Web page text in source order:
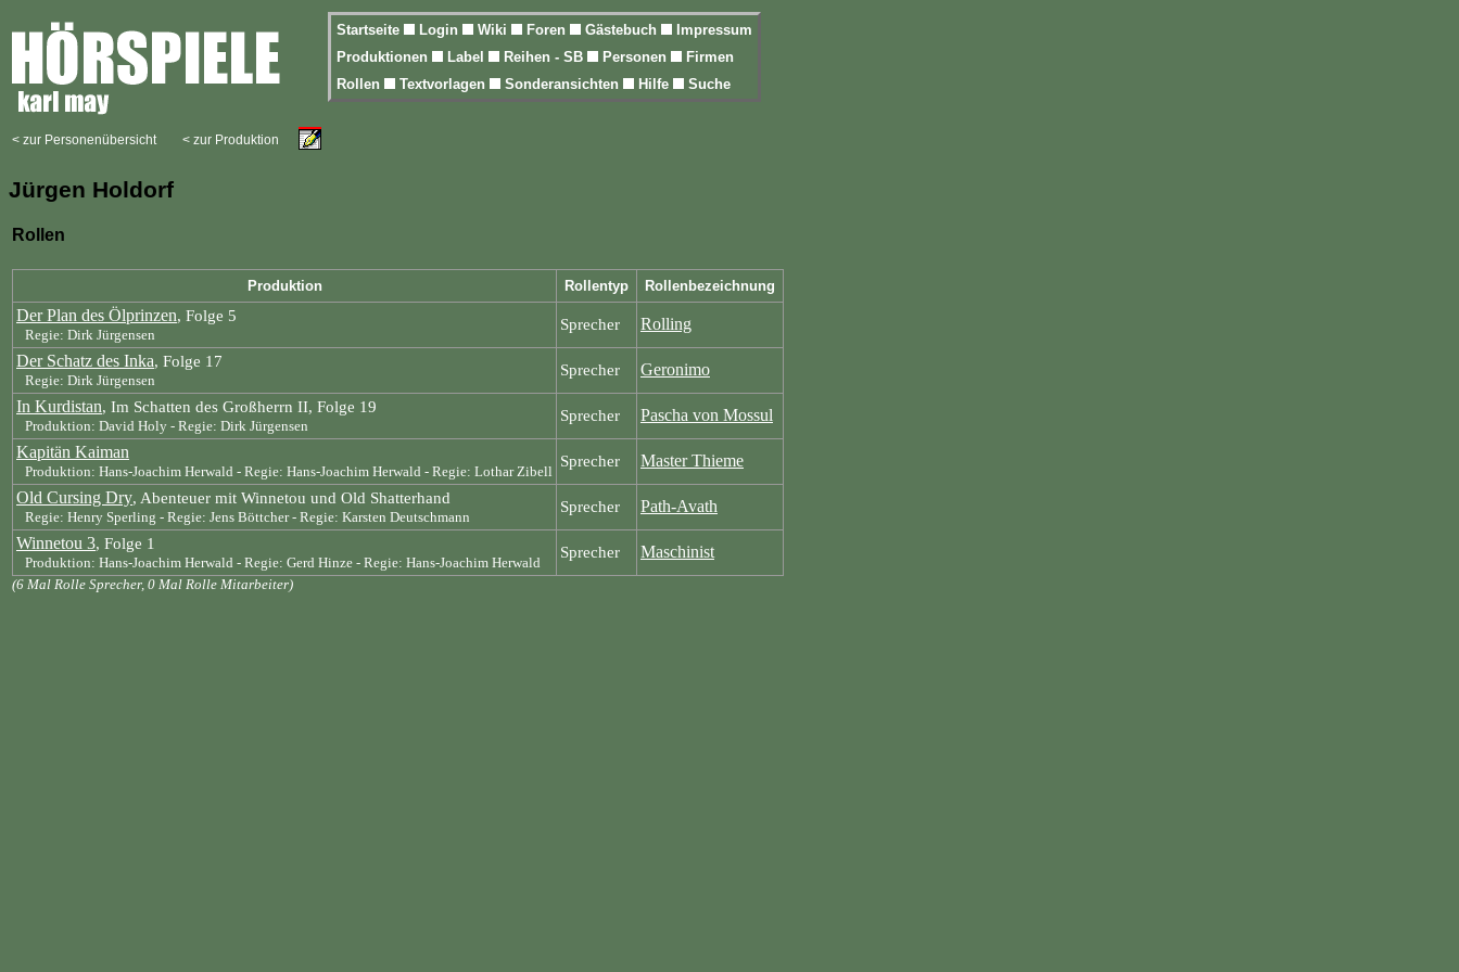
Startseite Login Wiki Foren Gästebuch
Impressum
Produktionen
Label Reihen - SB Personen
Firmen
Rollen
Textvorlagen Sonderansichten Hilfe Suche
< zur Personenübersicht < zur Produktion
Jürgen Holdorf
Rollen
Produktion Rollentyp Rollenbezeichnung
Der Plan des Ölprinzen, Folge 5
Regie: Dirk Jürgensen
Sprecher
Rolling
Der Schatz des Inka, Folge 17
Regie: Dirk Jürgensen
Sprecher
Geronimo
In Kurdistan, Im Schatten des Großherrn II, Folge 19
Produktion: David Holy - Regie: Dirk Jürgensen
Sprecher
Pascha von Mossul
Kapitän Kaiman
Produktion: Hans-Joachim Herwald - Regie: Hans-Joachim Herwald - Regie: Lothar Zibell
Sprecher
Master Thieme
Old Cursing Dry, Abenteuer mit Winnetou und Old Shatterhand
Regie: Henry Sperling - Regie: Jens Böttcher - Regie: Karsten Deutschmann
Sprecher
Path-Avath
Winnetou 3, Folge 1
Produktion: Hans-Joachim Herwald - Regie: Gerd Hinze - Regie: Hans-Joachim Herwald
Sprecher Maschinist
(6 Mal Rolle Sprecher, 0 Mal Rolle Mitarbeiter)